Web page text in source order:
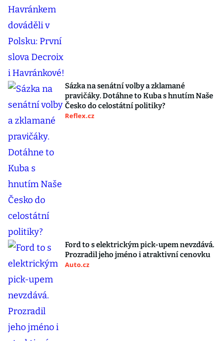
Sázka na senátní volby a zklamané
pravičáky. Dotáhne to Kuba s hnutím Naše
Česko do celostátní politiky?
Reflex.cz
Ford to s elektrickým pick-upem nevzdává.
Prozradil jeho jméno i atraktivní cenovku
Auto.cz